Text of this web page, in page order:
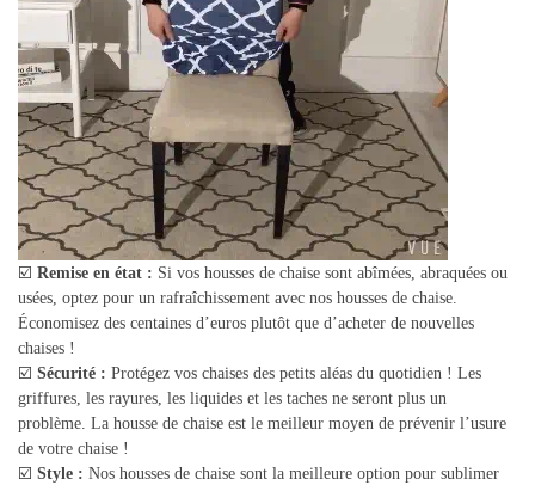
☑️ Remise en état : Si vos housses de chaise sont abîmées, abraquées ou
usées, optez pour un rafraîchissement avec nos housses de chaise.
Économisez des centaines d’euros plutôt que d’acheter de nouvelles
chaises !
☑️ Sécurité : Protégez vos chaises des petits aléas du quotidien ! Les
griffures, les rayures, les liquides et les taches ne seront plus un
problème. La housse de chaise est le meilleur moyen de prévenir l’usure
de votre chaise !
☑️ Style : Nos housses de chaise sont la meilleure option pour sublimer